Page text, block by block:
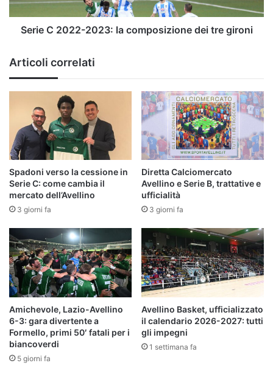
tre
gironi
Serie C 2022-2023: la composizione dei tre gironi
Articoli correlati
Spadoni verso la cessione in
Serie C: come cambia il
mercato dell’Avellino
3 giorni fa
Diretta Calciomercato
Avellino e Serie B, trattative e
ufficialità
3 giorni fa
Amichevole, Lazio-Avellino
6-3: gara divertente a
Formello, primi 50′ fatali per i
biancoverdi
5 giorni fa
Avellino Basket, ufficializzato
il calendario 2026-2027: tutti
gli impegni
1 settimana fa